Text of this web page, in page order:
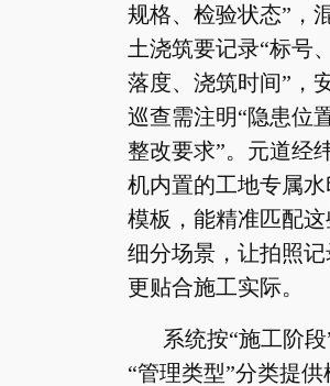
规格、检验状态”，
土浇筑要记录“标号
落度、浇筑时间”，
巡查需注明“隐患位置
整改要求”。元道经
机内置的工地专属水
模板，能精准匹配这
细分场景，让拍照记
更贴合施工实际。
系统按“施工阶段
“管理类型”分类提供